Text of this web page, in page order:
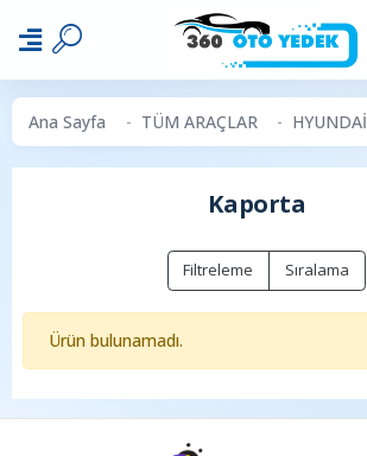
Ana Sayfa TÜM ARAÇLAR HYUNDAİ
Kaporta
Filtreleme Sıralama
Ürün bulunamadı.